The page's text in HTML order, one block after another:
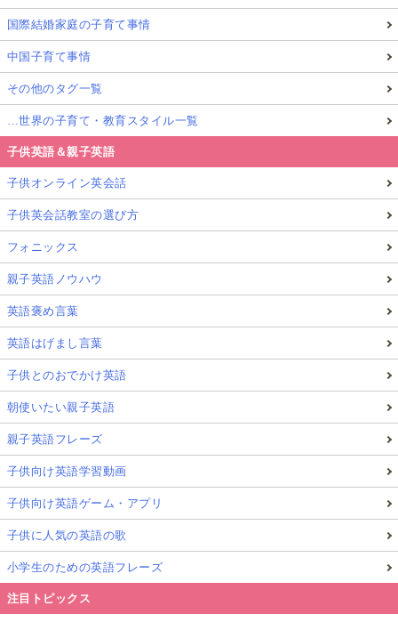
国際結婚家庭の子育て事情
中国子育て事情
その他のタグ一覧
…世界の子育て・教育スタイル一覧
子供英語＆親子英語
子供オンライン英会話
子供英会話教室の選び方
フォニックス
親子英語ノウハウ
英語褒め言葉
英語はげまし言葉
子供とのおでかけ英語
朝使いたい親子英語
親子英語フレーズ
子供向け英語学習動画
子供向け英語ゲーム・アプリ
子供に人気の英語の歌
小学生のための英語フレーズ
注目トピックス